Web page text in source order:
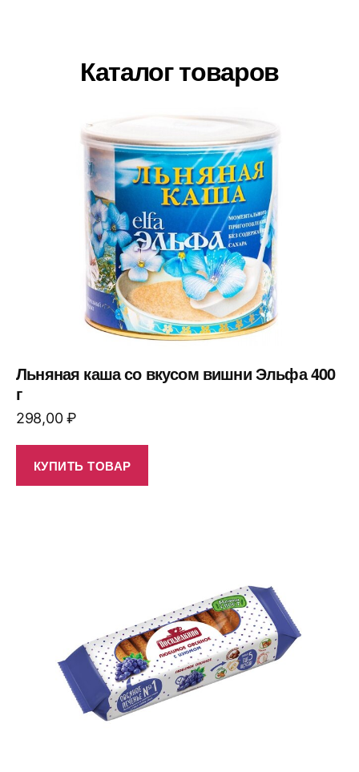
Каталог товаров
Льняная каша со вкусом вишни Эльфа 400
г
298,00₽
КУПИТЬ ТОВАР